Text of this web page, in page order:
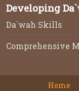
Developing
Da`wah Skills
Comprehensive
Home